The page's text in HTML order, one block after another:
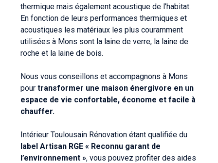
thermique mais également acoustique de l’habitat.
En fonction de leurs performances thermiques et
acoustiques les matériaux les plus couramment
utilisées à Mons sont la laine de verre, la laine de
roche et la laine de bois.
Nous vous conseillons et accompagnons à Mons
pour transformer une maison énergivore en un
espace de vie confortable, économe et facile à
chauffer.
Intérieur Toulousain Rénovation étant qualifiée du
label Artisan RGE « Reconnu garant de
l’environnement », vous pouvez profiter des aides